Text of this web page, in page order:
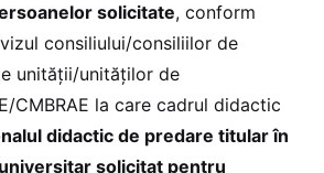
solicitate, conform
consiliului/consiliilor de
unităţii/unităţilor de
CMBRAE la care cadrul didactic
didactic de predare titular în
solicitat pentru